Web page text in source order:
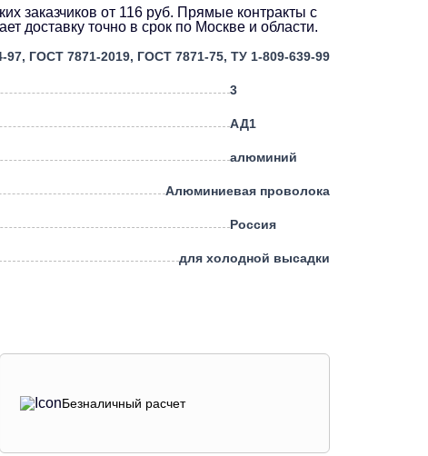
от 116 руб. Прямые контракты с
доставку точно в срок по Москве и области.
ГОСТ 7871-2019, ГОСТ 7871-75, ТУ 1-809-639-99
3
АД1
алюминий
Алюминиевая проволока
Россия
для холодной высадки
Безналичный расчет